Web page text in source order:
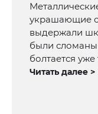
украшающие
выдержали
были сломаны
болтается уже
Читать далее >